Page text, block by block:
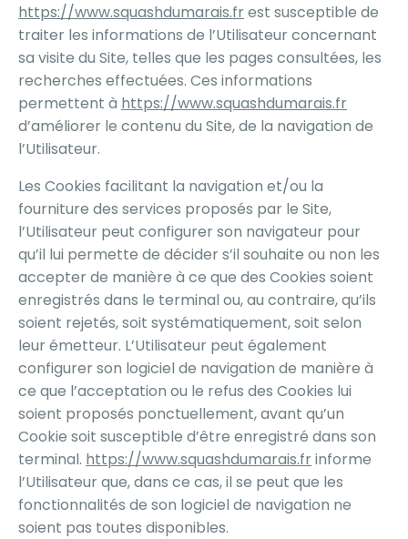
https://www.squashdumarais.frest susceptible de
traiter les informations de l’Utilisateur concernant
sa visite du Site, telles que les pages consultées, les
recherches effectuées. Ces informations
permettent à https://www.squashdumarais.fr
d’améliorer le contenu du Site, de la navigation de
l’Utilisateur.
Les Cookies facilitant la navigation et/ou la
fourniture des services proposés par le Site,
l’Utilisateur peut configurer son navigateur pour
qu’il lui permette de décider s’il souhaite ou non les
accepter de manière à ce que des Cookies soient
enregistrés dans le terminal ou, au contraire, qu’ils
soient rejetés, soit systématiquement, soit selon
leur émetteur. L’Utilisateur peut également
configurer son logiciel de navigation de manière à
ce que l’acceptation ou le refus des Cookies lui
soient proposés ponctuellement, avant qu’un
Cookie soit susceptible d’être enregistré dans son
terminal. https://www.squashdumarais.frinforme
l’Utilisateur que, dans ce cas, il se peut que les
fonctionnalités de son logiciel de navigation ne
soient pas toutes disponibles.